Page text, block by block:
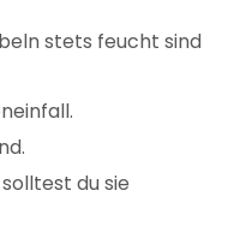
stets feucht sind
du sie